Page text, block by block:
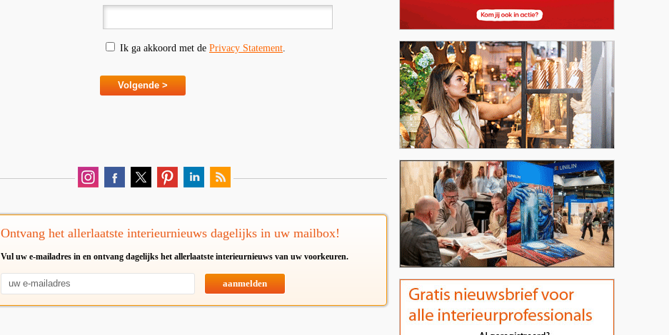
Ik ga akkoord met de Privacy Statement.
Ontvang het allerlaatste interieurnieuws dagelijks in uw mailbox!
Vul uw e-mailadres in en ontvang dagelijks het allerlaatste interieurnieuws van uw voorkeuren.
aanmelden